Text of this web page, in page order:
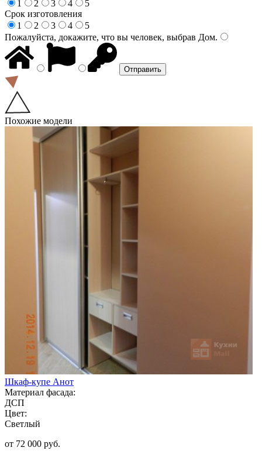
1
2 3 4
5
Срок изготовления
1
2 3 4
5
Пожалуйста, докажите, что вы человек, выбрав Дом.
Похожие модели
Шкаф-купе Анот
Материал фасада:
ДСП
Цвет:
Светлый
от 72 000 руб.